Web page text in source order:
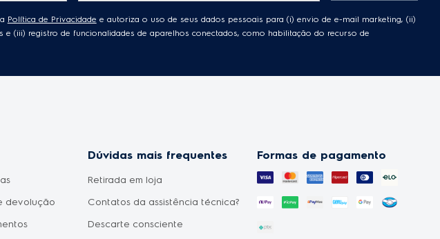
Política de Privacidade e autoriza o uso de seus dados pessoais para (i) envio de e-mail marketing, (ii)
(iii) registro de funcionalidades de aparelhos conectados, como habilitação do recurso de
devolução
Dúvidas mais frequentes
Retirada em loja
Contatos da assistência técnica?
Descarte consciente
Formas de pagamento